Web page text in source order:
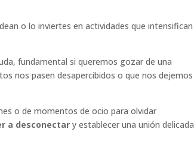
o lo inviertes en actividades que intensifican
fundamental si queremos gozar de una
nos pasen desapercibidos o que nos dejemos
o de momentos de ocio para olvidar
a desconectar y establecer una unión delicada